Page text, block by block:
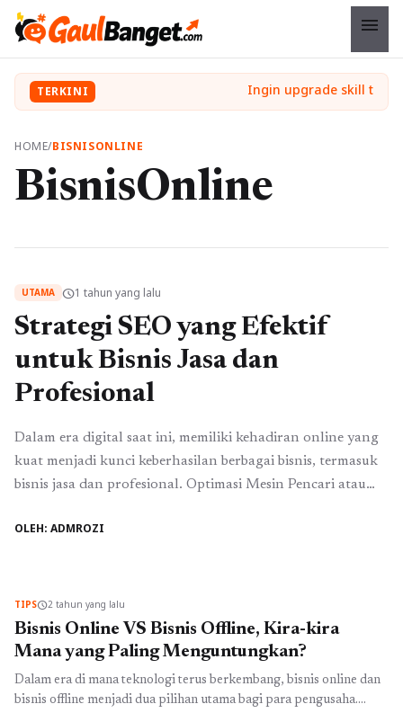
menu
TERKINI
HOME/BISNISONLINE
BisnisOnline
UTAMA schedule1 tahun yang lalu
Strategi SEO yang Efektif
untuk Bisnis Jasa dan
Profesional
Dalam era digital saat ini, memiliki kehadiran online yang
kuat menjadi kunci keberhasilan berbagai bisnis, termasuk
bisnis jasa dan profesional. Optimasi Mesin Pencari atau
Artikel ini akan membahas beberapa strategi SEO yang
Baca Selengkapnya
OLEH: ADMROZI
TIPSschedule2 tahun yang lalu
Bisnis Online VS Bisnis Offline, Kira-kira
Mana yang Paling Menguntungkan?
Dalam era di mana teknologi terus berkembang, bisnis online dan
bisnis offline menjadi dua pilihan utama bagi para pengusaha.